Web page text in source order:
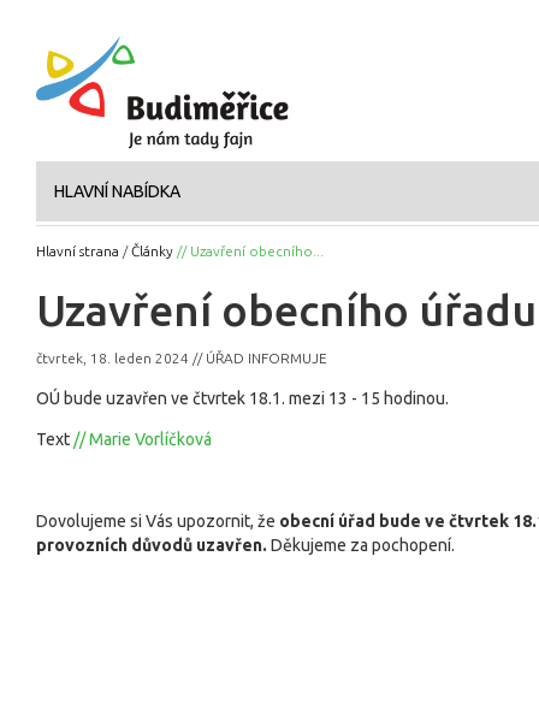
HLAVNÍ NABÍDKA
Hlavní strana /Články // Uzavření obecního...
Uzavření obecního úřadu
čtvrtek, 18. leden 2024 // ÚŘAD INFORMUJE
OÚ bude uzavřen ve čtvrtek 18.1. mezi 13 - 15 hodinou.
Text// Marie Vorlíčková
Dovolujeme si Vás upozornit, že obecní úřad bude ve čtvrtek
provozních důvodů uzavřen. Děkujeme za pochopení.